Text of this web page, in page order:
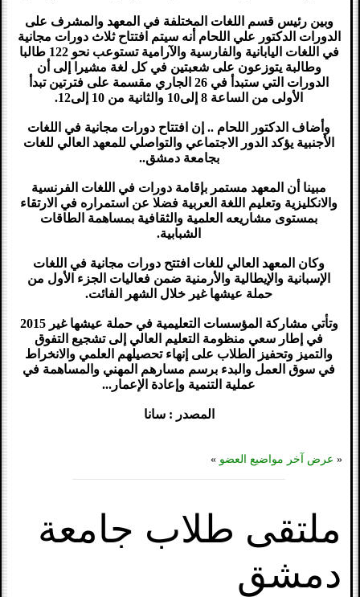
وبين رئيس قسم اللغات المختلفة في المعهد والمشرف على
الدورات الدكتور علي اللحام أنه سيتم افتتاح ثلاث دورات مجانية
في اللغات اليابانية والفارسية والآرامية تستوعب نحو 122 طالبا
وطالبة يتوزعون على شعبتين في كل لغة مشيرا إلى أن
الدورات التي ستبدأ في 26 الجاري مقسمة على فترتين تبدأ
الأولى من الساعة 8 إلى10 والثانية من 10 إلى12.
وأضاف الدكتور اللحام .. إن افتتاح دورات مجانية في اللغات
الأجنبية يؤكد الدور الاجتماعي والتواصلي للمعهد العالي للغات
بجامعة دمشق..
مبينا أن المعهد مستمر بإقامة دورات في اللغات الفرنسية
والانكليزية وتعليم اللغة العربية فضلا عن استمراره في الارتقاء
بمستوى مشاريعه العلمية والثقافية بمساهمة الطاقات
الشبابية.
وكان المعهد العالي للغات افتتح دورات مجانية في اللغات
الإسبانية والإيطالية والأرمنية ضمن فعاليات الجزء الأول من
حملة عيشها غير خلال الشهر الفائت.
وتأتي مشاركة المؤسسات التعليمية في حملة عيشها غير 2015
في إطار سعي منظومة التعليم العالي إلى تشجيع التفوق
والتميز وتحفيز الطلاب على إنهاء تحصيلهم العلمي والانخراط
في سوق العمل والبدء برسم مسارهم المهني والمساهمة في
عملية التنمية وإعادة الإعمار...
المصدر : سانا
« عرض آخر مواضيع العضو »
ملتقى طلاب جامعة
دمشق